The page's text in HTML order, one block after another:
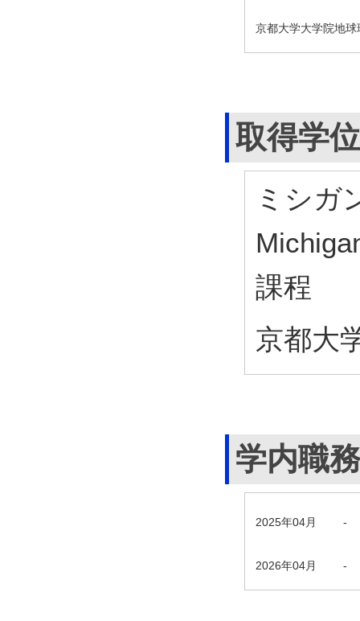
京都大学大学院地
取得学位
ミシガ
課程
京都大
学内職
2025年04月 -
2026年04月 -